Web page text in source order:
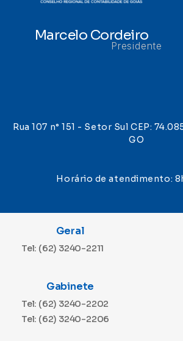
Marcelo Cordeiro
Presidente
Rua 107 n° 151 - Setor Sul CEP:
GO
Horário de atendimento:
Geral
Tel: (62) 3240-2211
Gabinete
Tel: (62) 3240-2202
Tel: (62) 3240-2206